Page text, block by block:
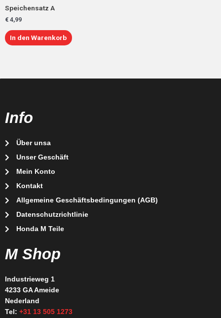
Speichensatz A
€ 4,99
In den Warenkorb
Info
Über unsa
Unser Geschäft
Mein Konto
Kontakt
Allgemeine Geschäftsbedingungen (AGB)
Datenschutzrichtlinie
Honda M Teile
M Shop
Industrieweg 1
4233 GA Ameide
Nederland
Tel: +31 13 505 1273